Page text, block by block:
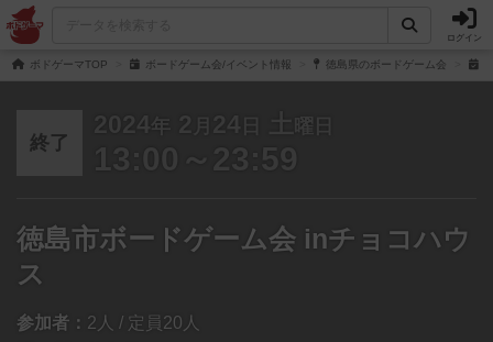
ログイン
ボドゲーマTOP ボードゲーム会/イベント情報 徳島県のボードゲーム会
終了
2024年 2 月 24 日 土 曜日
13:00～23:59
徳島市ボードゲーム会 inチョコハウ
ス
参加者： 2人 / 定員20人